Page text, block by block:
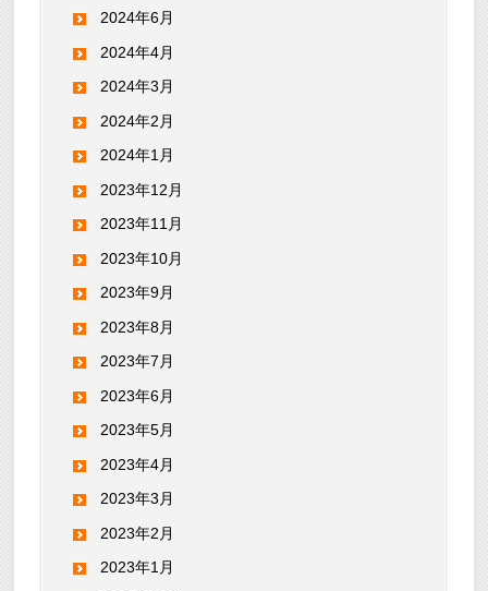
2024年6月
2024年4月
2024年3月
2024年2月
2024年1月
2023年12月
2023年11月
2023年10月
2023年9月
2023年8月
2023年7月
2023年6月
2023年5月
2023年4月
2023年3月
2023年2月
2023年1月